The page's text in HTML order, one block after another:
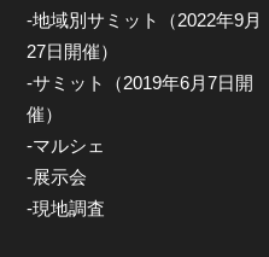
-地域別サミット（2022年9月
27日開催）
-サミット（2019年6月7日開
催）
-マルシェ
-展示会
-現地調査